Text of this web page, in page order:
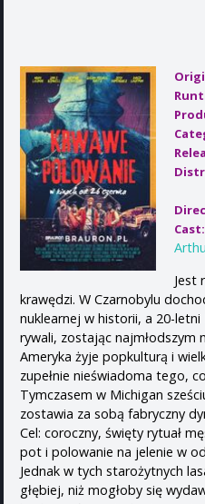
Cast:
Jest
krawędzi. W Czarnobylu
nuklearnej w historii, a 20-
rywali, zostając najmłodszym
Ameryka żyje popkulturą i
zupełnie nieświadoma tego,
Tymczasem w Michigan
zostawia za sobą fabryczny
Cel: coroczny, święty rytuał
pot i polowanie na jelenie w
Jednak w tych starożytnych
głębiej, niż mogłoby się